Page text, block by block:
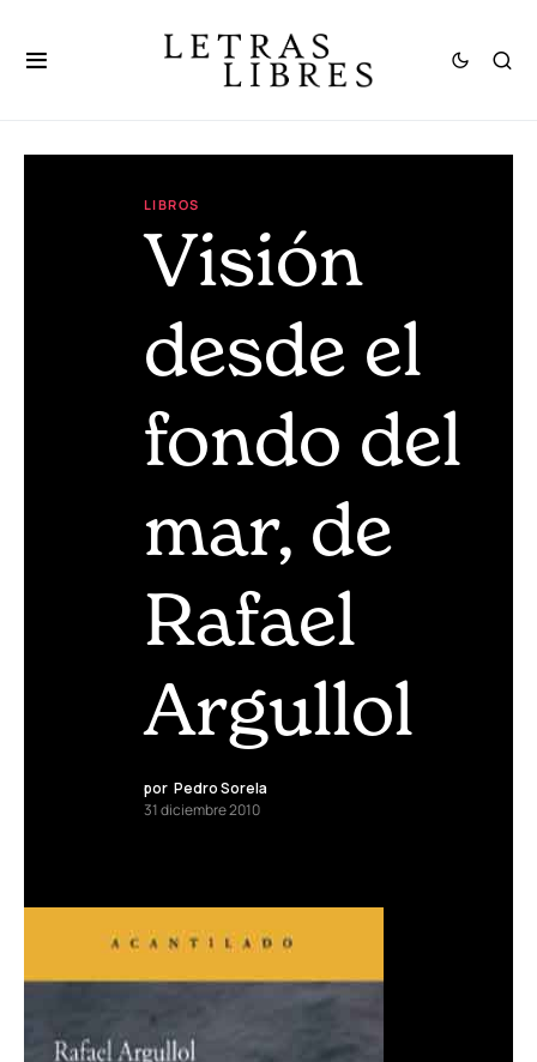
LIBROS
Visión
desde el
fondo del
mar, de
Rafael
Argullol
por Pedro Sorela
31 diciembre 2010